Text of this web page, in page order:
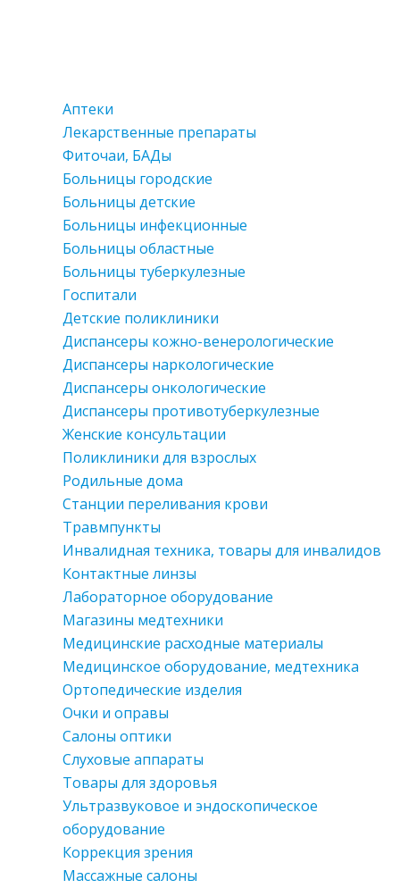
Аптеки
Лекарственные препараты
Фиточаи, БАДы
Больницы городские
Больницы детские
Больницы инфекционные
Больницы областные
Больницы туберкулезные
Госпитали
Детские поликлиники
Диспансеры кожно-венерологические
Диспансеры наркологические
Диспансеры онкологические
Диспансеры противотуберкулезные
Женские консультации
Поликлиники для взрослых
Родильные дома
Станции переливания крови
Травмпункты
Инвалидная техника, товары для инвалидов
Контактные линзы
Лабораторное оборудование
Магазины медтехники
Медицинские расходные материалы
Медицинское оборудование, медтехника
Ортопедические изделия
Очки и оправы
Салоны оптики
Слуховые аппараты
Товары для здоровья
Ультразвуковое и эндоскопическое
оборудование
Коррекция зрения
Массажные салоны